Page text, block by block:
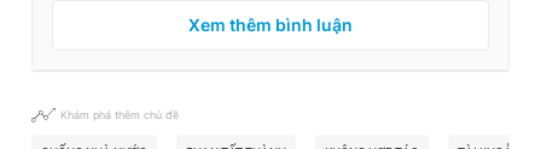
Xem thêm bình luận
Khám phá thêm chủ đề